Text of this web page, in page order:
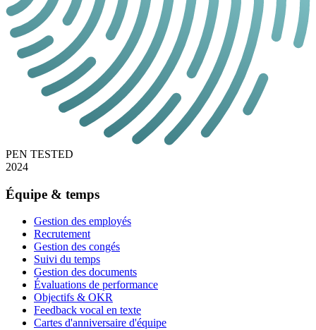
PEN TESTED
2024
Équipe & temps
Gestion des employés
Recrutement
Gestion des congés
Suivi du temps
Gestion des documents
Évaluations de performance
Objectifs & OKR
Feedback vocal en texte
Cartes d'anniversaire d'équipe